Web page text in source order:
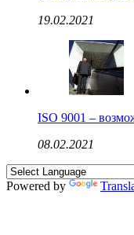
19.02.2021
ISO 9001 –
08.02.2021
Powered by